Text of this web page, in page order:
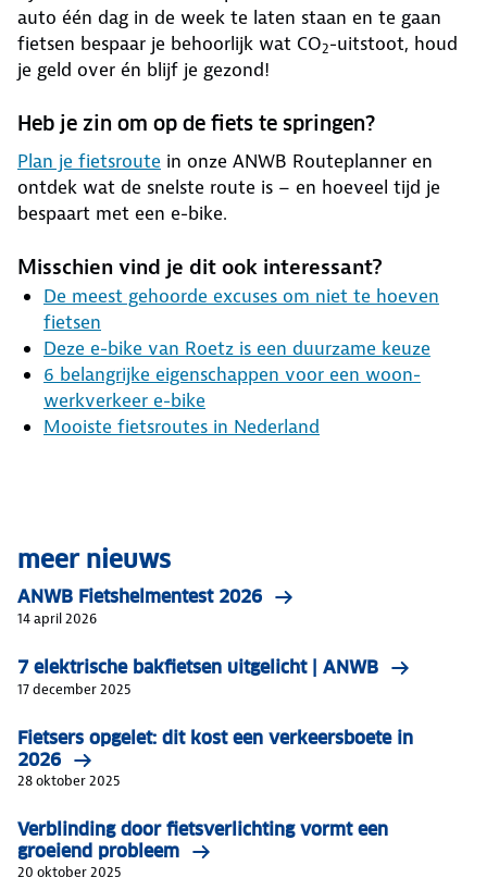
auto één dag in de week te laten staan en te gaan
fietsen bespaar je behoorlijk wat CO2-uitstoot, houd
je geld over én blijf je gezond!
Heb je zin om op de fiets te springen?
Plan je fietsroute in onze ANWB Routeplanner en
ontdek wat de snelste route is – en hoeveel tijd je
bespaart met een e-bike.
Misschien vind je dit ook interessant?
De meest gehoorde excuses om niet te hoeven
fietsen
Deze e-bike van Roetz is een duurzame keuze
6 belangrijke eigenschappen voor een woon-
werkverkeer e-bike
Mooiste fietsroutes in Nederland
meer nieuws
ANWB Fietshelmentest 2026
14 april 2026
7 elektrische bakfietsen uitgelicht | ANWB
17 december 2025
Fietsers opgelet: dit kost een verkeersboete in
2026
28 oktober 2025
Verblinding door fietsverlichting vormt een
groeiend probleem
20 oktober 2025